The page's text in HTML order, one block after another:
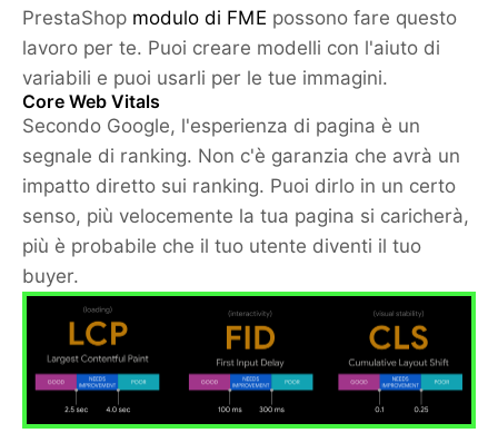
PrestaShop modulo di FME possono fare questo
lavoro per te. Puoi creare modelli con l'aiuto di
variabili e puoi usarli per le tue immagini.
Core Web Vitals
Secondo Google, l'esperienza di pagina è un
segnale di ranking. Non c'è garanzia che avrà un
impatto diretto sui ranking. Puoi dirlo in un certo
senso, più velocemente la tua pagina si caricherà,
più è probabile che il tuo utente diventi il ​​tuo
buyer.